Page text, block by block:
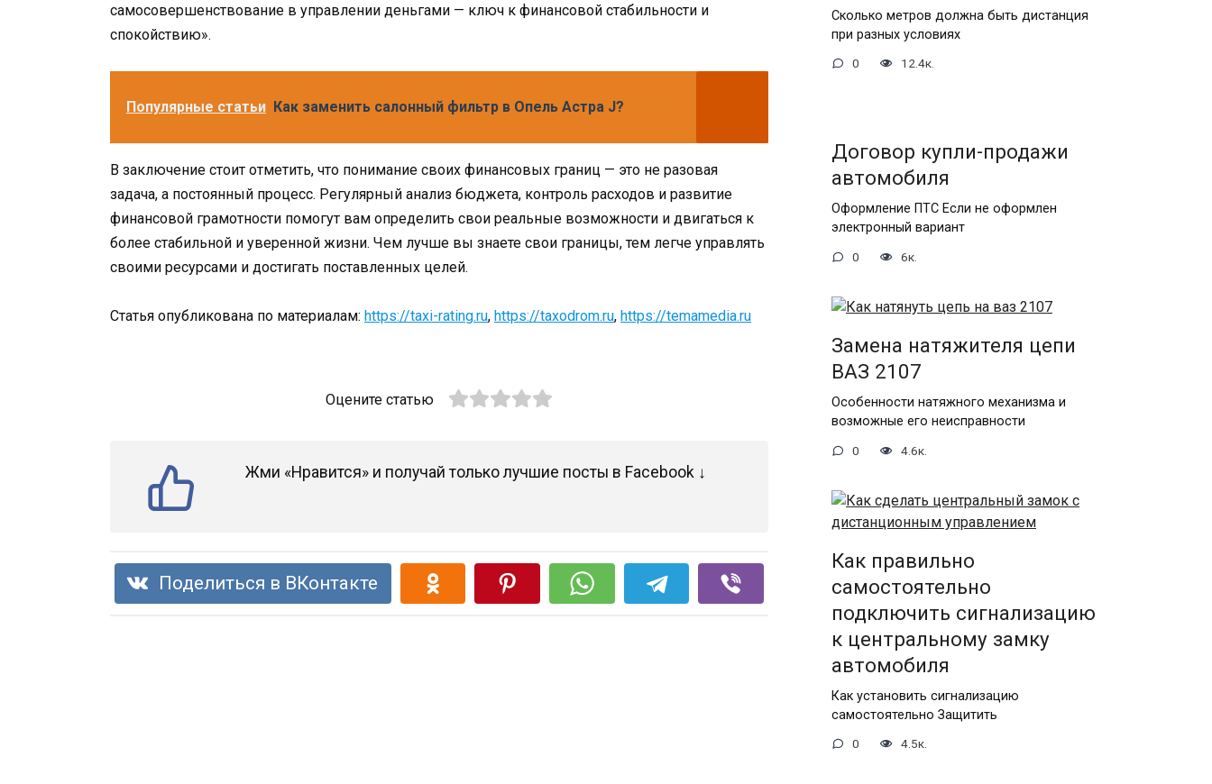
самосовершенствование в управлении деньгами — ключ к финансовой стабильности и
спокойствию».
Популярные статьи Как заменить салонный фильтр в Опель Астра J?
В заключение стоит отметить, что понимание своих финансовых границ — это не разовая
задача, а постоянный процесс. Регулярный анализ бюджета, контроль расходов и развитие
финансовой грамотности помогут вам определить свои реальные возможности и двигаться к
более стабильной и уверенной жизни. Чем лучше вы знаете свои границы, тем легче управлять
своими ресурсами и достигать поставленных целей.
Статья опубликована по материалам: https://taxi-rating.ru, https://taxodrom.ru, https://temamedia.ru
Оцените статью
Жми «Нравится» и получай только лучшие посты в Facebook ↓
Поделиться в ВКонтакте
Сколько метров должна быть дистанция
при разных условиях
0 12.4к.
Договор купли-продажи
автомобиля
Оформление ПТС Если не оформлен
электронный вариант
0 6к.
Замена натяжителя цепи
ВАЗ 2107
Особенности натяжного механизма и
возможные его неисправности
0 4.6к.
Как правильно
самостоятельно
подключить сигнализацию
к центральному замку
автомобиля
Как установить сигнализацию
самостоятельно Защитить
0 4.5к.